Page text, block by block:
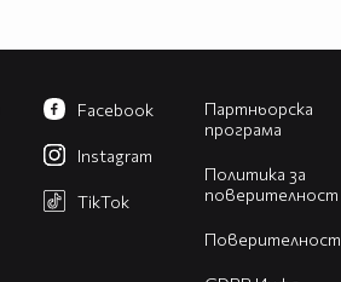
Партньорска
програма
Политика за
поверителност
Поверителност
Facebook
Instagram
TikTok